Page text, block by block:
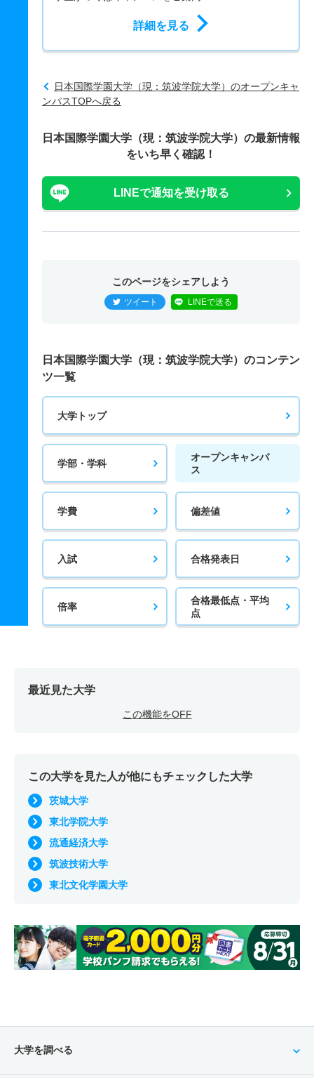
詳細を見る
日本国際学園大学（現：筑波学院大学）のオープンキャ
ンパスTOPへ戻る
日本国際学園大学（現：筑波学院大学）の最新情報
をいち早く確認！
LINEで通知を受け取る
このページをシェアしよう
ツイート LINEで送る
日本国際学園大学（現：筑波学院大学）のコンテン
ツ一覧
大学トップ
学部・学科
オープンキャンパ
ス
学費 偏差値
入試 合格発表日
倍率
合格最低点・平均
点
最近見た大学
この機能をOFF
この大学を見た人が他にもチェックした大学
茨城大学
東北学院大学
流通経済大学
筑波技術大学
東北文化学園大学
大学を調べる